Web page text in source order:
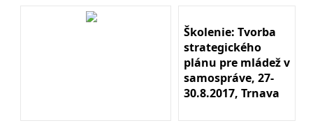
Školenie: Tvorba
strategického
plánu pre mládež v
samospráve, 27-
30.8.2017, Trnava